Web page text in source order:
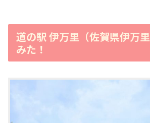
道の駅 伊万里（佐賀県伊万
みた！